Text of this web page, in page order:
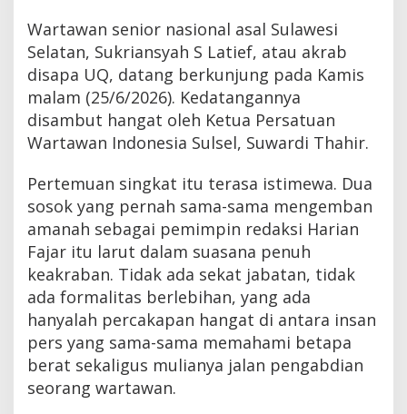
Wartawan senior nasional asal Sulawesi
Selatan, Sukriansyah S Latief, atau akrab
disapa UQ, datang berkunjung pada Kamis
malam (25/6/2026). Kedatangannya
disambut hangat oleh Ketua Persatuan
Wartawan Indonesia Sulsel, Suwardi Thahir.
Pertemuan singkat itu terasa istimewa. Dua
sosok yang pernah sama-sama mengemban
amanah sebagai pemimpin redaksi Harian
Fajar itu larut dalam suasana penuh
keakraban. Tidak ada sekat jabatan, tidak
ada formalitas berlebihan, yang ada
hanyalah percakapan hangat di antara insan
pers yang sama-sama memahami betapa
berat sekaligus mulianya jalan pengabdian
seorang wartawan.